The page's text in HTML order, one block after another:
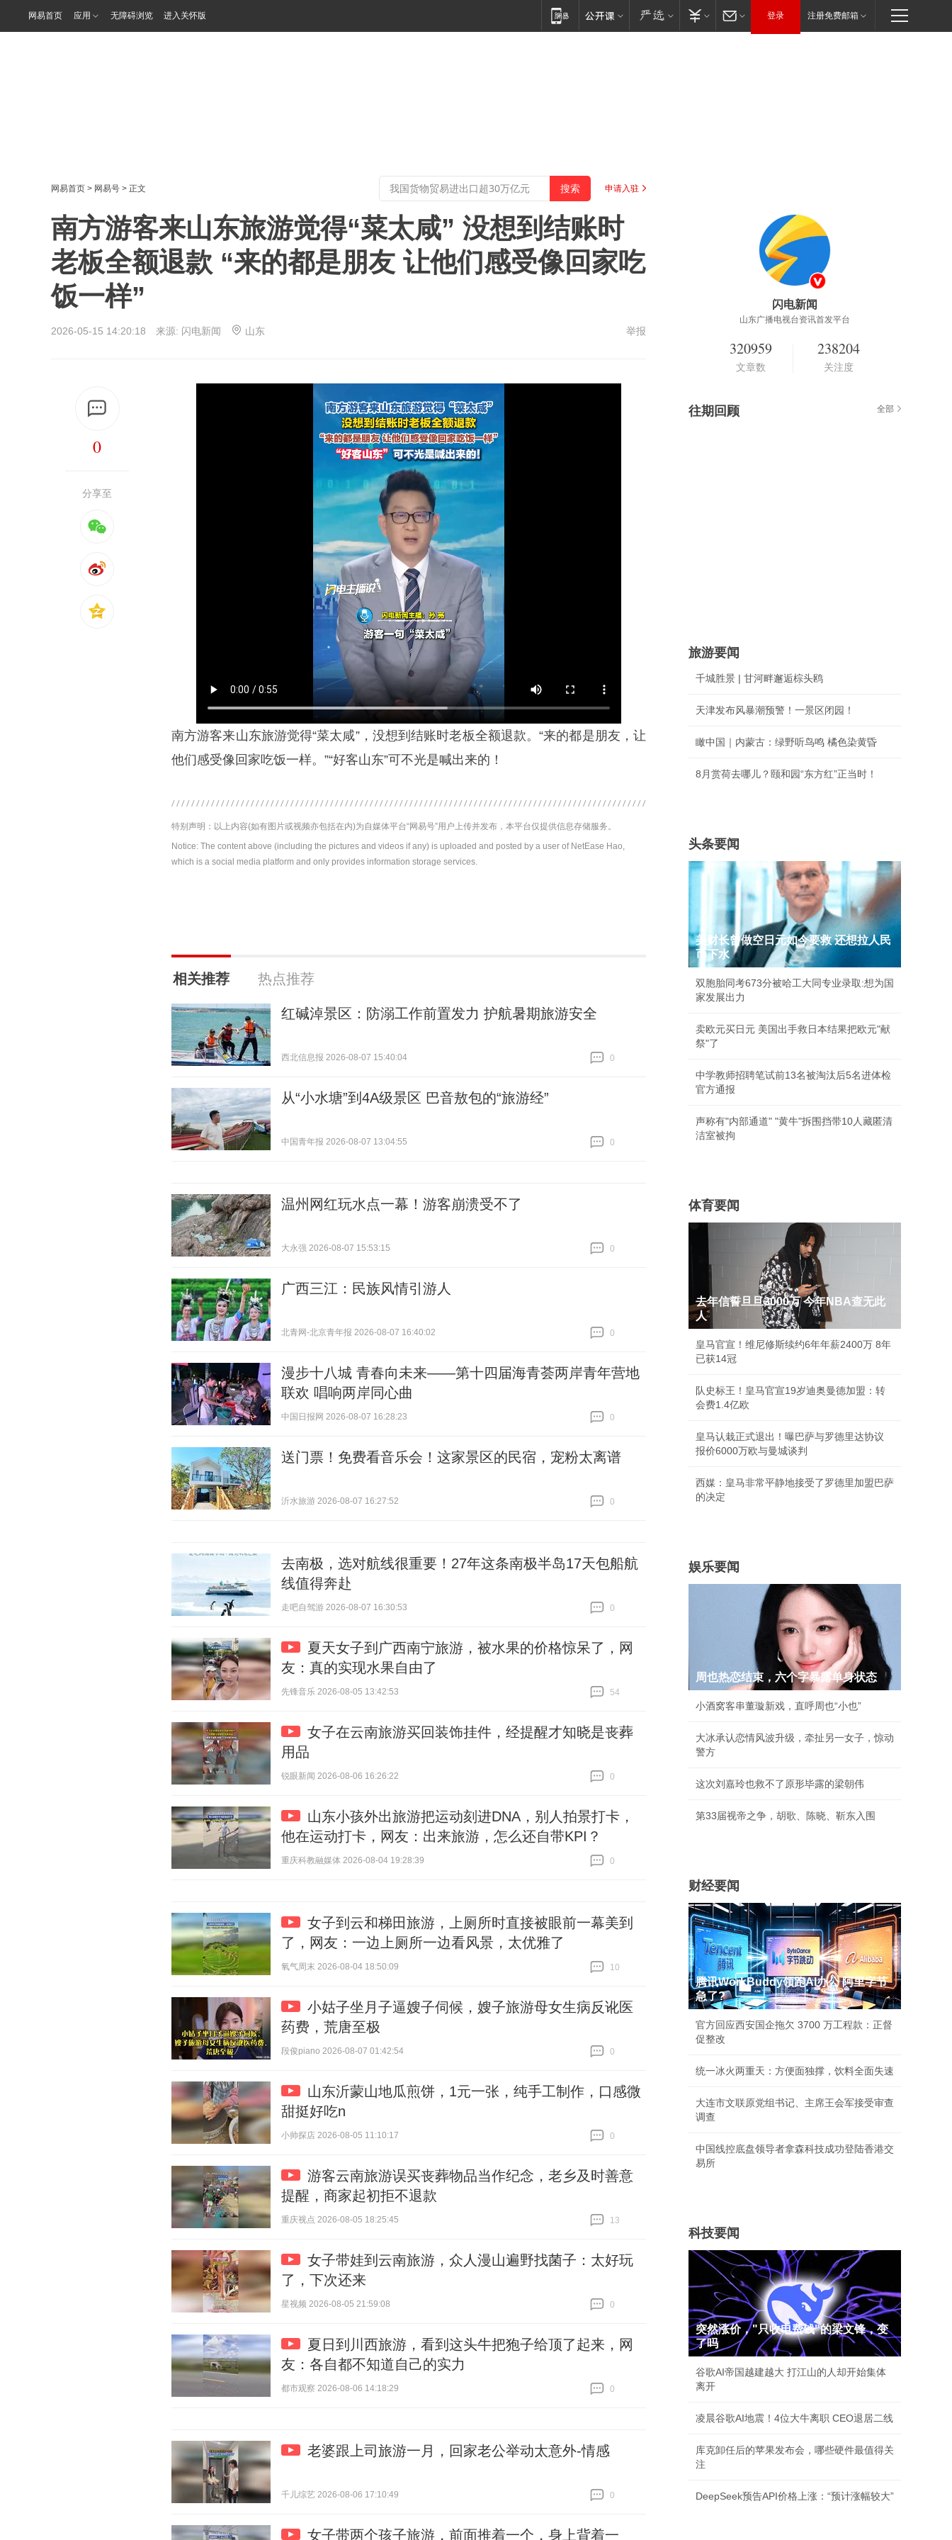
网易首页 应用 无障碍浏览 进入关怀版 登录 注册免费邮箱
网易首页 > 网易号 > 正文 申请入驻
南方游客来山东旅游觉得“菜太咸” 没想到结账时
老板全额退款 “来的都是朋友 让他们感受像回家吃
饭一样”
2026-05-15 14:20:18 来源: 闪电新闻 山东 举报
0
分享至
南方游客来山东旅游觉得“菜太咸”，没想到结账时老板全额退款。“来的都是朋友，让
他们感受像回家吃饭一样。”“好客山东”可不光是喊出来的！
特别声明：以上内容(如有图片或视频亦包括在内)为自媒体平台“网易号”用户上传并发布，本平台仅提供信息存储服务。
Notice: The content above (including the pictures and videos if any) is uploaded and posted by a user of NetEase Hao,
which is a social media platform and only provides information storage services.
相关推荐 热点推荐
红碱淖景区：防溺工作前置发力 护航暑期旅游安全
西北信息报 2026-08-07 15:40:04
0
从“小水塘”到4A级景区 巴音敖包的“旅游经”
中国青年报 2026-08-07 13:04:55
0
温州网红玩水点一幕！游客崩溃受不了
大永强 2026-08-07 15:53:15
0
广西三江：民族风情引游人
北青网-北京青年报 2026-08-07 16:40:02
0
漫步十八城 青春向未来——第十四届海青荟两岸青年营地
联欢 唱响两岸同心曲
中国日报网 2026-08-07 16:28:23
0
送门票！免费看音乐会！这家景区的民宿，宠粉太离谱
沂水旅游 2026-08-07 16:27:52
0
去南极，选对航线很重要！27年这条南极半岛17天包船航
线值得奔赴
走吧自驾游 2026-08-07 16:30:53
0
夏天女子到广西南宁旅游，被水果的价格惊呆了，网
友：真的实现水果自由了
先锋音乐 2026-08-05 13:42:53
54
女子在云南旅游买回装饰挂件，经提醒才知晓是丧葬
用品
锐眼新闻 2026-08-06 16:26:22
0
山东小孩外出旅游把运动刻进DNA，别人拍景打卡，
他在运动打卡，网友：出来旅游，怎么还自带KPI？
重庆科教融媒体 2026-08-04 19:28:39
0
女子到云和梯田旅游，上厕所时直接被眼前一幕美到
了，网友：一边上厕所一边看风景，太优雅了
氧气周末 2026-08-04 18:50:09
10
小姑子坐月子逼嫂子伺候，嫂子旅游母女生病反讹医
药费，荒唐至极
段俊piano 2026-08-07 01:42:54
0
山东沂蒙山地瓜煎饼，1元一张，纯手工制作，口感微
甜挺好吃n
小帅探店 2026-08-05 11:10:17
0
游客云南旅游误买丧葬物品当作纪念，老乡及时善意
提醒，商家起初拒不退款
重庆视点 2026-08-05 18:25:45
13
女子带娃到云南旅游，众人漫山遍野找菌子：太好玩
了，下次还来
星视频 2026-08-05 21:59:08
0
夏日到川西旅游，看到这头牛把狍子给顶了起来，网
友：各自都不知道自己的实力
都市观察 2026-08-06 14:18:29
0
老婆跟上司旅游一月，回家老公举动太意外-情感
千儿综艺 2026-08-06 17:10:49
0
女子带两个孩子旅游，前面推着一个，身上背着一
闪电新闻
山东广播电视台资讯首发平台
320959
文章数
238204
关注度
往期回顾 全部
旅游要闻
千城胜景 | 甘河畔邂逅棕头鸥
天津发布风暴潮预警！一景区闭园！
瞰中国｜内蒙古：绿野听鸟鸣 橘色染黄昏
8月赏荷去哪儿？颐和园“东方红”正当时！
头条要闻
美财长曾做空日元如今要救 还想拉人民
币下水
双胞胎同考673分被哈工大同专业录取:想为国
家发展出力
卖欧元买日元 美国出手救日本结果把欧元"献
祭"了
中学教师招聘笔试前13名被淘汰后5名进体检
官方通报
声称有"内部通道" "黄牛"拆围挡带10人藏匿清
洁室被拘
体育要闻
去年信誓旦旦3000万 今年NBA查无此
人
皇马官宣！维尼修斯续约6年年薪2400万 8年
已获14冠
队史标王！皇马官宣19岁迪奥曼德加盟：转
会费1.4亿欧
皇马认栽正式退出！曝巴萨与罗德里达协议
报价6000万欧与曼城谈判
西媒：皇马非常平静地接受了罗德里加盟巴萨
的决定
娱乐要闻
周也热恋结束，六个字暴露单身状态
小酒窝客串董璇新戏，直呼周也“小也”
大冰承认恋情风波升级，牵扯另一女子，惊动
警方
这次刘嘉玲也救不了原形毕露的梁朝伟
第33届视帝之争，胡歌、陈晓、靳东入围
财经要闻
腾讯WorkBuddy领跑AI办公 阿里字节
急了?
官方回应西安国企拖欠 3700 万工程款：正督
促整改
统一冰火两重天：方便面独撑，饮料全面失速
大连市文联原党组书记、主席王会军接受审查
调查
中国线控底盘领导者拿森科技成功登陆香港交
易所
科技要闻
突然涨价，"只收电费钱"的梁文锋，变
了吗
谷歌AI帝国越建越大 打江山的人却开始集体
离开
凌晨谷歌AI地震！4位大牛离职 CEO退居二线
库克卸任后的苹果发布会，哪些硬件最值得关
注
DeepSeek预告API价格上涨：“预计涨幅较大”